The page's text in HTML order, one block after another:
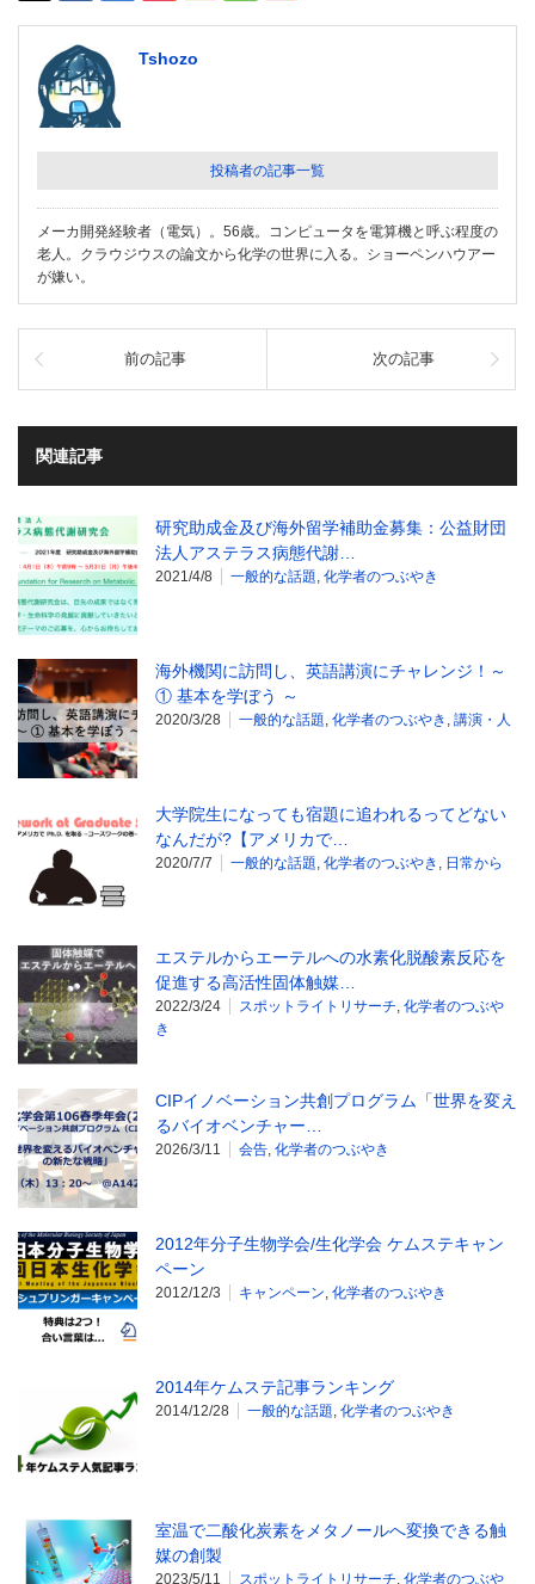
Tshozo
投稿者の記事一覧
メーカ開発経験者（電気）。56歳。コンピュータを電算機と呼ぶ程度の
老人。クラウジウスの論文から化学の世界に入る。ショーペンハウアー
が嫌い。
前の記事 次の記事
関連記事
研究助成金及び海外留学補助金募集：公益財団
法人アステラス病態代謝…
2021/4/8 一般的な話題 化学者のつぶやき
海外機関に訪問し、英語講演にチャレンジ！～
① 基本を学ぼう ～
2020/3/28 一般的な話題 化学者のつぶやき 講演・人
大学院生になっても宿題に追われるってどない
なんだが?【アメリカで…
2020/7/7 一般的な話題 化学者のつぶやき 日常から
エステルからエーテルへの水素化脱酸素反応を
促進する高活性固体触媒…
2022/3/24 スポットライトリサーチ 化学者のつぶや
き
CIPイノベーション共創プログラム「世界を変え
るバイオベンチャー…
2026/3/11 会告 化学者のつぶやき
2012年分子生物学会/生化学会 ケムステキャン
ペーン
2012/12/3 キャンペーン 化学者のつぶやき
2014年ケムステ記事ランキング
2014/12/28 一般的な話題 化学者のつぶやき
室温で二酸化炭素をメタノールへ変換できる触
媒の創製
2023/5/11 スポットライトリサーチ 化学者のつぶや